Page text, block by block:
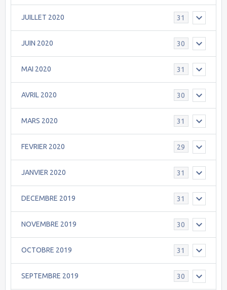
JUILLET 2020 31
JUIN 2020 30
MAI 2020 31
AVRIL 2020 30
MARS 2020 31
FEVRIER 2020 29
JANVIER 2020 31
DECEMBRE 2019 31
NOVEMBRE 2019 30
OCTOBRE 2019 31
SEPTEMBRE 2019 30